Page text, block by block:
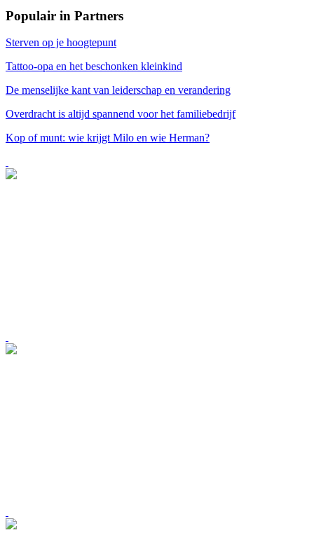
Populair in Partners
Sterven op je hoogtepunt
Tattoo-opa en het beschonken kleinkind
De menselijke kant van leiderschap en verandering
Overdracht is altijd spannend voor het familiebedrijf
Kop of munt: wie krijgt Milo en wie Herman?